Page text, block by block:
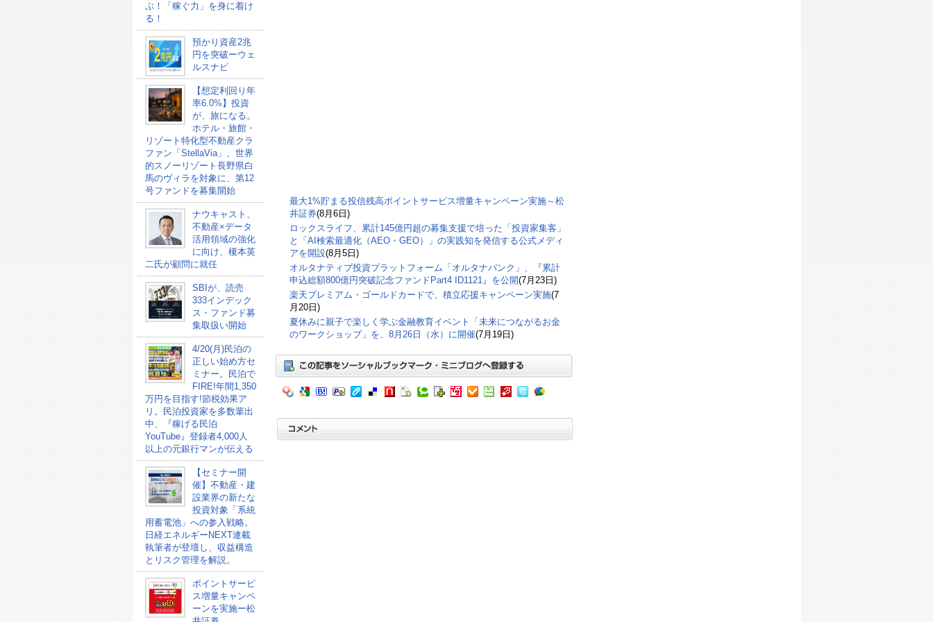
ぶ！「稼ぐ力」を身に着け
る！
預かり資産2兆
円を突破ーウェ
ルスナビ
【想定利回り年
率6.0%】投資
が、旅になる。
ホテル・旅館・
リゾート特化型不動産クラ
ファン「StellaVia」、世界
的スノーリゾート長野県白
馬のヴィラを対象に、第12
号ファンドを募集開始
ナウキャスト、
不動産×データ
活用領域の強化
に向け、榎本英
二氏が顧問に就任
SBIが、読売
333インデック
ス・ファンド募
集取扱い開始
4/20(月)民泊の
正しい始め方セ
ミナー。民泊で
FIRE!年間1,350
万円を目指す!節税効果ア
リ。民泊投資家を多数輩出
中、『稼げる民泊
YouTube』登録者4,000人
以上の元銀行マンが伝える
【セミナー開
催】不動産・建
設業界の新たな
投資対象「系統
用蓄電池」への参入戦略。
日経エネルギーNEXT連載
執筆者が登壇し、収益構造
とリスク管理を解説。
ポイントサービ
ス増量キャンペ
ーンを実施ー松
最大1%貯まる投信残高ポイントサービス増量キャンペーン実施～松
井証券(8月6日)
ロックスライフ、累計145億円超の募集支援で培った「投資家集客」
と「AI検索最適化（AEO・GEO）」の実践知を発信する公式メディ
アを開設(8月5日)
オルタナティブ投資プラットフォーム「オルタナバンク」、『累計
申込総額800億円突破記念ファンドPart4 ID1121』を公開(7月23日)
楽天プレミアム・ゴールドカードで、積立応援キャンペーン実施(7
月20日)
夏休みに親子で楽しく学ぶ金融教育イベント「未来につながるお金
のワークショップ」を、8月26日（水）に開催(7月19日)